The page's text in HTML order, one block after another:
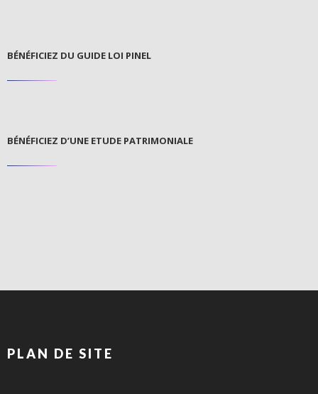
BÉNÉFICIEZ DU GUIDE LOI PINEL
BÉNÉFICIEZ D’UNE ETUDE PATRIMONIALE
PLAN DE SITE